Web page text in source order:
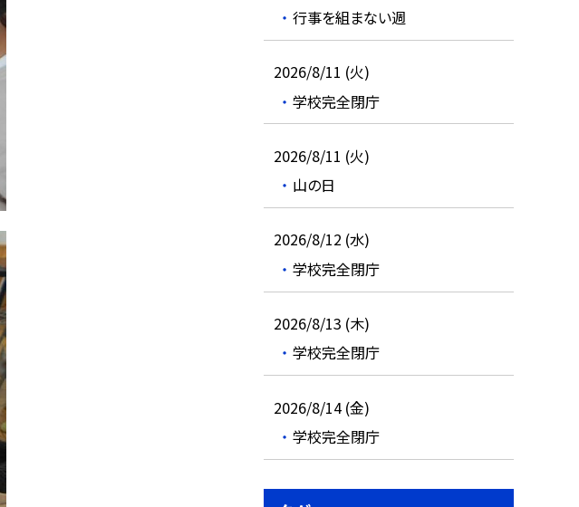
行事を組まない週
2026/8/11 (火)
学校完全閉庁
2026/8/11 (火)
山の日
2026/8/12 (水)
学校完全閉庁
2026/8/13 (木)
学校完全閉庁
2026/8/14 (金)
学校完全閉庁